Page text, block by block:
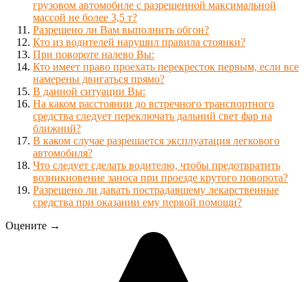
грузовом автомобиле с разрешенной максимальной
массой не более 3,5 т?
Разрешено ли Вам выполнить обгон?
Кто из водителей нарушил правила стоянки?
При повороте налево Вы:
Кто имеет право проехать перекресток первым, если все
намерены двигаться прямо?
В данной ситуации Вы:
На каком расстоянии до встречного транспортного
средства следует переключать дальний свет фар на
ближний?
В каком случае разрешается эксплуатация легкового
автомобиля?
Что следует сделать водителю, чтобы предотвратить
возникновение заноса при проезде крутого поворота?
Разрешено ли давать пострадавшему лекарственные
средства при оказании ему первой помощи?
Оцените →